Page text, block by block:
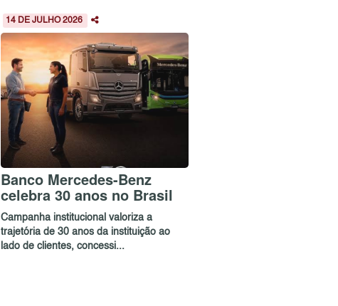
14 DE JULHO 2026
Banco Mercedes-Benz
celebra 30 anos no Brasil
Campanha institucional valoriza a
trajetória de 30 anos da instituição ao
lado de clientes, concessi...